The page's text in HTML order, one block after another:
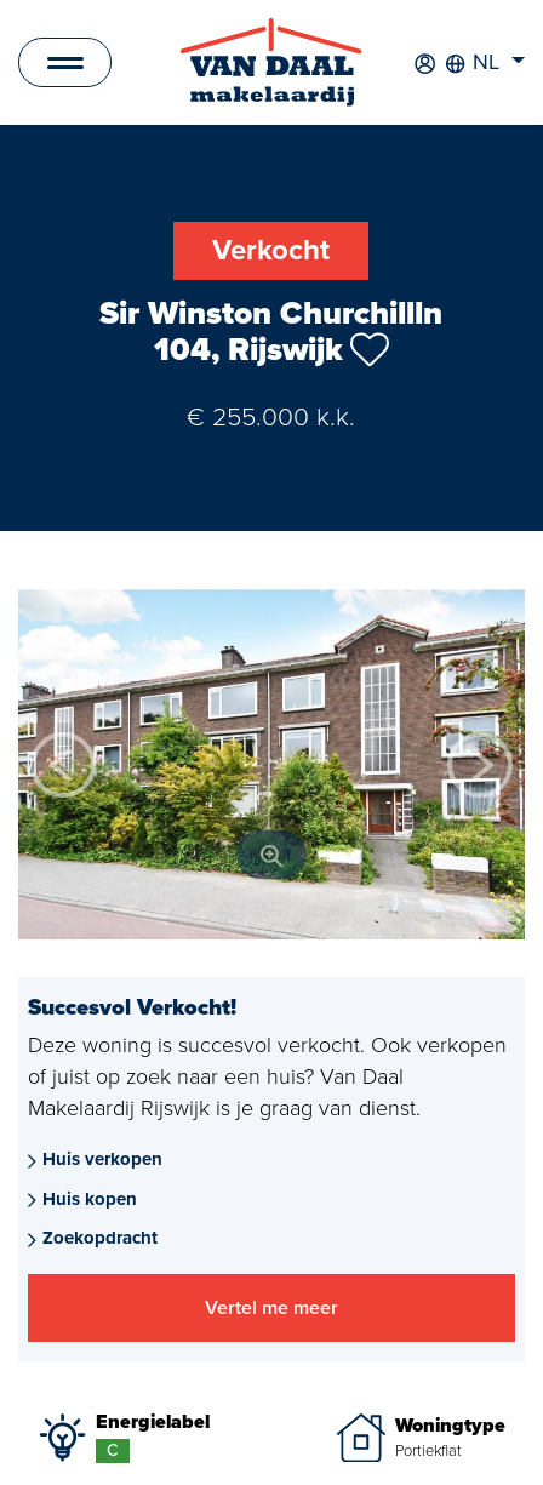
NL
Baerz & Co
Aangekocht
Diensten
Huis verkopen
Huis kopen
Exclusief wonen
Taxaties
Verhuren
Aankoopmakelaar nieuwbouw
Hypotheekadvies
Projectadvies
Energielabel
Ons Team
Over Van Daal
Verkocht
Sir Winston Churchillln
104, Rijswijk
€ 255.000 k.k.
Succesvol Verkocht!
Deze woning is succesvol verkocht. Ook verkopen
of juist op zoek naar een huis? Van Daal
Makelaardij Rijswijk is je graag van dienst.
Huis verkopen
Huis kopen
Zoekopdracht
Vertel me meer
Energielabel
C
Woningtype
Portiekflat